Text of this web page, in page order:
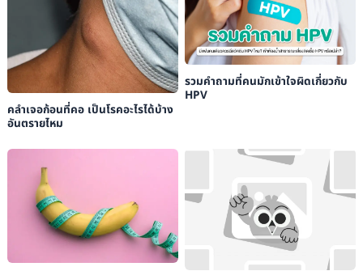
คลำเจอก้อนที่คอ เป็นโรคอะไรได้บ้าง
อันตรายไหม
รวมคำถามที่คนมักเข้าใจผิดเกี่ยวกับ
HPV